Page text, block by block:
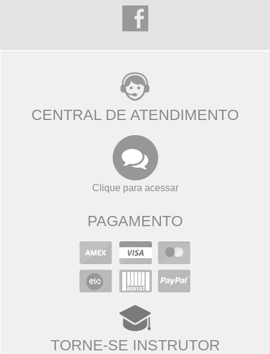
CENTRAL DE ATENDIMENTO
Clique para acessar
PAGAMENTO
TORNE-SE INSTRUTOR